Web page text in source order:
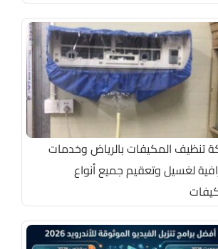
تنظيف المكيفات بالرياض وخدمات
لغسيل وتعقيم جميع أنواع